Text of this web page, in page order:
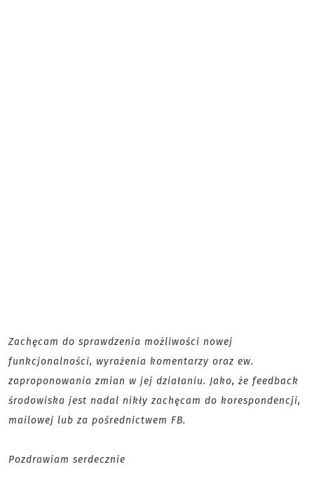
Zachęcam do sprawdzenia możliwości nowej
funkcjonalności, wyrażenia komentarzy oraz ew.
zaproponowania zmian w jej działaniu. Jako, że feedback
środowiska jest nadal nikły zachęcam do korespondencji,
mailowej lub za pośrednictwem FB.
Pozdrawiam serdecznie